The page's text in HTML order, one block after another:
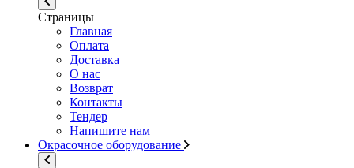
Страницы
Главная
Оплата
Доставка
О нас
Возврат
Контакты
Тендер
Напишите нам
Окрасочное оборудование